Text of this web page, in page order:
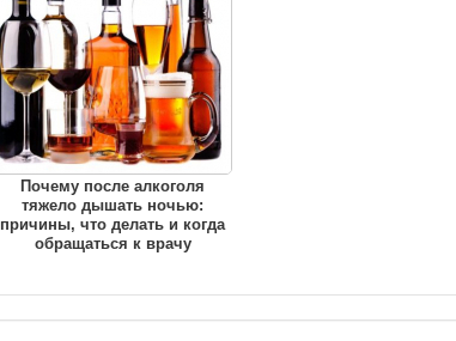
Почему после алкоголя
тяжело дышать ночью:
причины, что делать и когда
обращаться к врачу